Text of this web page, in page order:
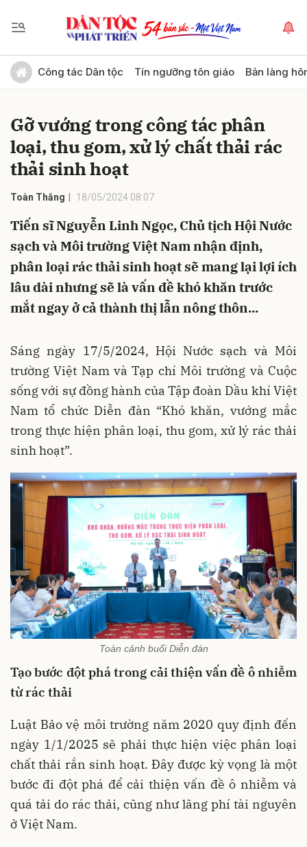
Công tác Dân tộc Tín ngưỡng tôn giáo Bản làng
Gỡ vướng trong công tác phân
loại, thu gom, xử lý chất thải rác
thải sinh hoạt
Toàn Thắng 18/05/2024 08:07
Tiến sĩ Nguyễn Linh Ngọc, Chủ tịch Hội Nước
sạch và Môi trường Việt Nam nhận định,
phân loại rác thải sinh hoạt sẽ mang lại lợi ích
lâu dài nhưng sẽ là vấn đề khó khăn trước
mắt ngay ở cả thành thị lẫn nông thôn...
Sáng ngày 17/5/2024, Hội Nước sạch và Môi
trường Việt Nam và Tạp chí Môi trường và Cuộc
sống với sự đồng hành của Tập đoàn Dầu khí Việt
Nam tổ chức Diễn đàn “Khó khăn, vướng mắc
trong thực hiện phân loại, thu gom, xử lý rác thải
sinh hoạt”.
Toàn cảnh buổi Diễn đàn
Tạo bước đột phá trong cải thiện vấn đề ô nhiễm
từ rác thải
Luật Bảo vệ môi trường năm 2020 quy định đến
ngày 1/1/2025 sẽ phải thực hiện việc phân loại
chất thải rắn sinh hoạt. Đây được kỳ vọng là một
bước đi đột phá để cải thiện vấn đề ô nhiễm và
quá tải do rác thải, cũng như lãng phí tài nguyên
ở Việt Nam.
Gửi bình luận